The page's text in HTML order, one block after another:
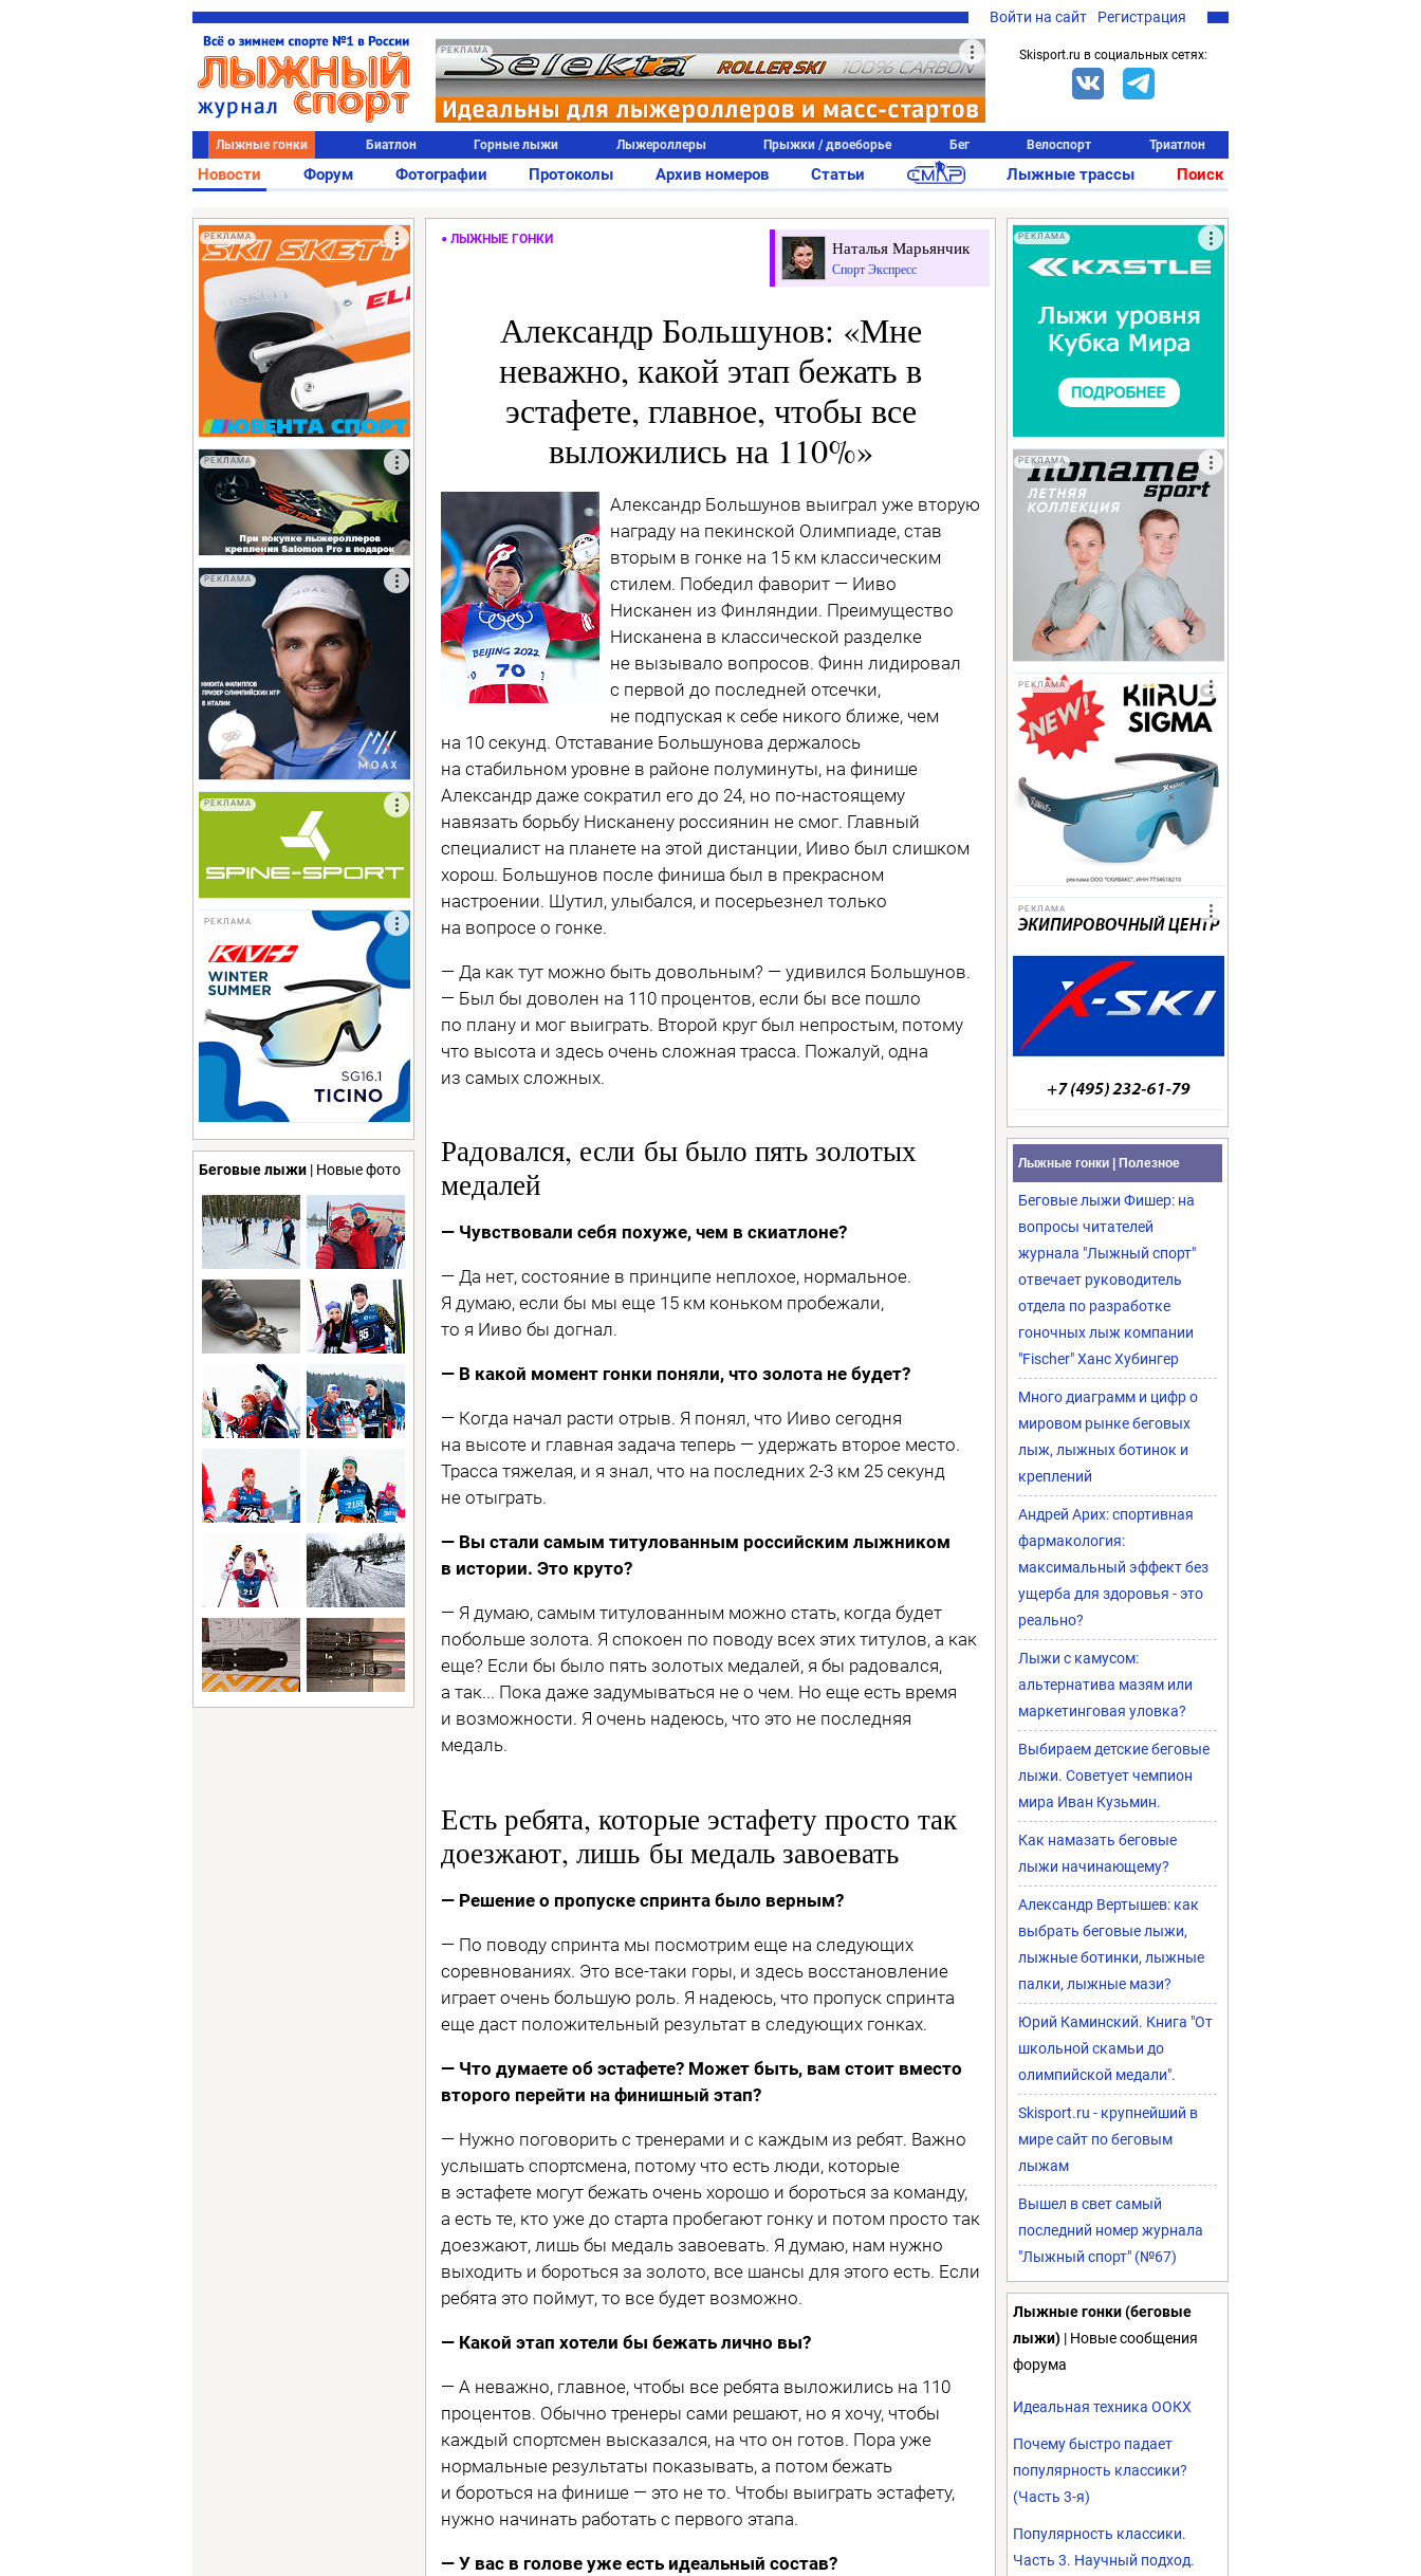
Войти на сайт Регистрация
РЕКЛАМА Skisport.ru в социальных сетях:
Лыжные гонки Биатлон Горные лыжи Лыжероллеры Прыжки / двоеборье Бег Велоспорт Триатлон
Новости Форум Фотографии Протоколы Архив номеров Статьи Лыжные трассы Поиск
РЕКЛАМА
РЕКЛАМА
РЕКЛАМА
РЕКЛАМА
РЕКЛАМА
Беговые лыжи | Новые фото
ЛЫЖНЫЕ ГОНКИ Наталья Марьянчик
Спорт Экспресс
Александр Большунов: «Мне
неважно, какой этап бежать в
эстафете, главное, чтобы все
выложились на 110%»
Александр Большунов выиграл уже вторую
награду на пекинской Олимпиаде, став
вторым в гонке на 15 км классическим
стилем. Победил фаворит — Ииво
Нисканен из Финляндии. Преимущество
Нисканена в классической разделке
не вызывало вопросов. Финн лидировал
с первой до последней отсечки,
не подпуская к себе никого ближе, чем
на 10 секунд. Отставание Большунова держалось
на стабильном уровне в районе полуминуты, на финише
Александр даже сократил его до 24, но по-настоящему
навязать борьбу Нисканену россиянин не смог. Главный
специалист на планете на этой дистанции, Ииво был слишком
хорош. Большунов после финиша был в прекрасном
настроении. Шутил, улыбался, и посерьезнел только
на вопросе о гонке.
— Да как тут можно быть довольным? — удивился Большунов.
— Был бы доволен на 110 процентов, если бы все пошло
по плану и мог выиграть. Второй круг был непростым, потому
что высота и здесь очень сложная трасса. Пожалуй, одна
из самых сложных.
Радовался, если бы было пять золотых
медалей
— Чувствовали себя похуже, чем в скиатлоне?
— Да нет, состояние в принципе неплохое, нормальное.
Я думаю, если бы мы еще 15 км коньком пробежали,
то я Ииво бы догнал.
— В какой момент гонки поняли, что золота не будет?
— Когда начал расти отрыв. Я понял, что Ииво сегодня
на высоте и главная задача теперь — удержать второе место.
Трасса тяжелая, и я знал, что на последних 2-3 км 25 секунд
не отыграть.
— Вы стали самым титулованным российским лыжником
в истории. Это круто?
— Я думаю, самым титулованным можно стать, когда будет
побольше золота. Я спокоен по поводу всех этих титулов, а как
еще? Если бы было пять золотых медалей, я бы радовался,
а так... Пока даже задумываться не о чем. Но еще есть время
и возможности. Я очень надеюсь, что это не последняя
медаль.
Есть ребята, которые эстафету просто так
доезжают, лишь бы медаль завоевать
— Решение о пропуске спринта было верным?
— По поводу спринта мы посмотрим еще на следующих
соревнованиях. Это все-таки горы, и здесь восстановление
играет очень большую роль. Я надеюсь, что пропуск спринта
еще даст положительный результат в следующих гонках.
— Что думаете об эстафете? Может быть, вам стоит вместо
второго перейти на финишный этап?
— Нужно поговорить с тренерами и с каждым из ребят. Важно
услышать спортсмена, потому что есть люди, которые
в эстафете могут бежать очень хорошо и бороться за команду,
а есть те, кто уже до старта пробегают гонку и потом просто так
доезжают, лишь бы медаль завоевать. Я думаю, нам нужно
выходить и бороться за золото, все шансы для этого есть. Если
ребята это поймут, то все будет возможно.
— Какой этап хотели бы бежать лично вы?
— А неважно, главное, чтобы все ребята выложились на 110
процентов. Обычно тренеры сами решают, но я хочу, чтобы
каждый спортсмен высказался, на что он готов. Пора уже
нормальные результаты показывать, а потом бежать
и бороться на финише — это не то. Чтобы выиграть эстафету,
нужно начинать работать с первого этапа.
— У вас в голове уже есть идеальный состав?
РЕКЛАМА
РЕКЛАМА
РЕКЛАМА
РЕКЛАМА
Лыжные гонки | Полезное
Беговые лыжи Фишер: на
вопросы читателей
журнала "Лыжный спорт"
отвечает руководитель
отдела по разработке
гоночных лыж компании
"Fischer" Ханс Хубингер
Много диаграмм и цифр о
мировом рынке беговых
лыж, лыжных ботинок и
креплений
Андрей Арих: спортивная
фармакология:
максимальный эффект без
ущерба для здоровья - это
реально?
Лыжи с камусом:
альтернатива мазям или
маркетинговая уловка?
Выбираем детские беговые
лыжи. Советует чемпион
мира Иван Кузьмин.
Как намазать беговые
лыжи начинающему?
Александр Вертышев: как
выбрать беговые лыжи,
лыжные ботинки, лыжные
палки, лыжные мази?
Юрий Каминский. Книга "От
школьной скамьи до
олимпийской медали".
Skisport.ru - крупнейший в
мире сайт по беговым
лыжам
Вышел в свет самый
последний номер журнала
"Лыжный спорт" (№67)
Лыжные гонки (беговые
лыжи) | Новые сообщения
форума
Идеальная техника ООКХ
Почему быстро падает
популярность классики?
(Часть 3-я)
Популярность классики.
Часть 3. Научный подход.